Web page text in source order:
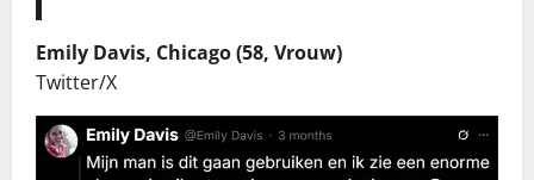
Emily Davis, Chicago (58, Vrouw)
Twitter/X